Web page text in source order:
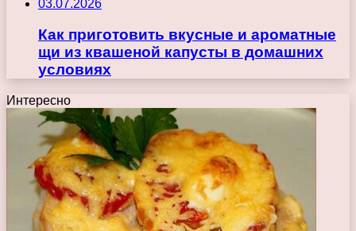
03.07.2026
Как приготовить вкусные и ароматные
щи из квашеной капусты в домашних
условиях
Интересно